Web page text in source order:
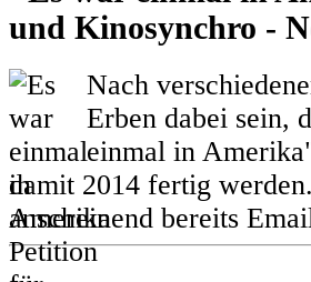
und Kinosynchro -
Nach
Erben dabei sein,
einmal in
damit 2014 fertig
anscheinend bereits